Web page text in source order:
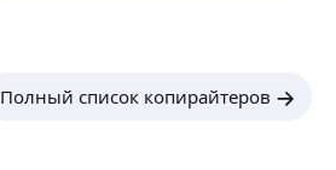
Полный список копирайтеров